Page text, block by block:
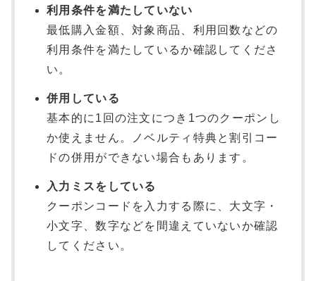
利用条件を満たしていない
最低購入金額、対象商品、利用回数などの
利用条件を満たしているか確認してくださ
い。
併用している
基本的に1回の注文につき1つのクーポンし
か使えません。ノベルティ特典と割引コー
ドの併用ができない場合もあります。
入力ミスをしている
クーポンコードを入力する際に、大文字・
小文字、数字などを間違えていないか確認
してください。